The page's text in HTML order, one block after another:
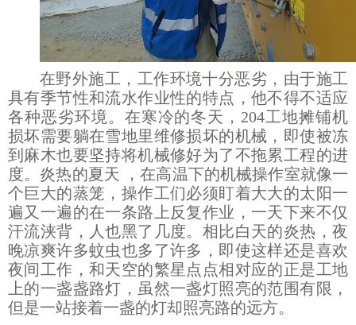
在野外施工，工作环境十分恶劣，由于施工
具有季节性和流水作业性的特点， 他不得不适应
各种恶劣环境。在寒冷的冬天，204工地摊铺机
损坏需要躺在雪地里维修损坏的机械，即使被冻
到麻木也要坚持将机械修好为了不拖累工程的进
度。炎热的夏天 ，在高温下的机械操作室就像一
个巨大的蒸笼，操作工们必须盯着大大的太阳一
遍又一遍的在一条路上反复作业，一天下来不仅
汗流浃背，人也黑了几度。相比白天的炎热，夜
晚凉爽许多蚊虫也多了许多，即使这样还是喜欢
夜间工作，和天空的繁星点点相对应的正是工地
上的一盏盏路灯，虽然一盏灯照亮的范围有限，
但是一站接着一盏的灯却照亮路的远方。